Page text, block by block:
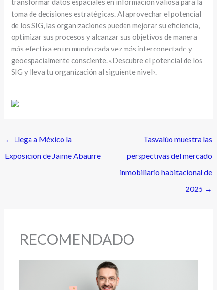
transformar datos espaciales en información valiosa para la
toma de decisiones estratégicas. Al aprovechar el potencial
de los SIG, las organizaciones pueden mejorar su eficiencia,
optimizar sus procesos y alcanzar sus objetivos de manera
más efectiva en un mundo cada vez más interconectado y
geoespacialmente consciente. «Descubre el potencial de los
SIG y lleva tu organización al siguiente nivel».
← Llega a México la
Exposición de Jaime Abaurre
Tasvalúo muestra las
perspectivas del mercado
inmobiliario habitacional de
2025 →
RECOMENDADO